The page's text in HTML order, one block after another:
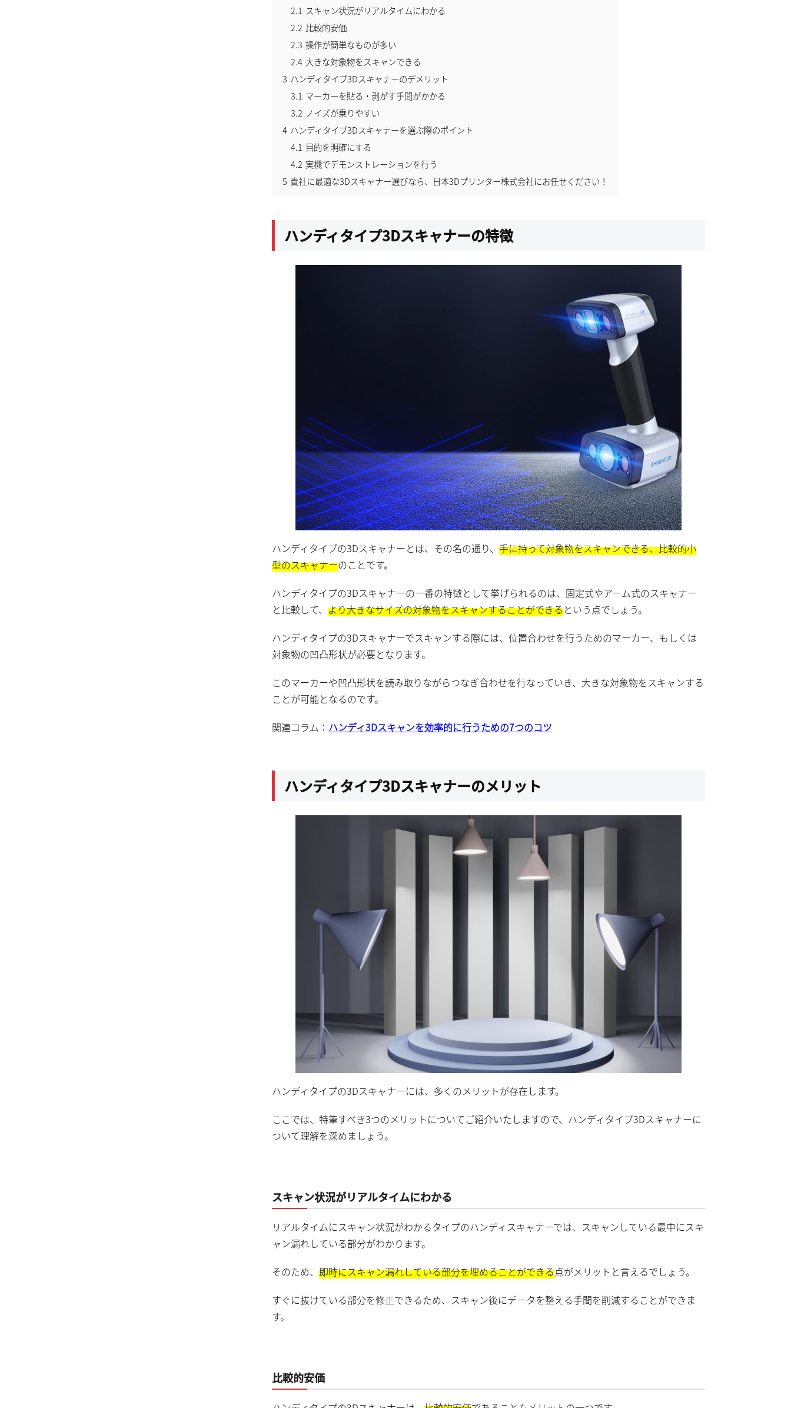
2.1 スキャン状況がリアルタイムにわかる
2.2 比較的安価
2.3 操作が簡単なものが多い
2.4 大きな対象物をスキャンできる
3 ハンディタイプ3Dスキャナーのデメリット
3.1 マーカーを貼る・剥がす手間がかかる
3.2 ノイズが乗りやすい
4 ハンディタイプ3Dスキャナーを選ぶ際のポイント
4.1 目的を明確にする
4.2 実機でデモンストレーションを行う
5 貴社に最適な3Dスキャナー選びなら、日本3Dプリンター株式会社にお任せください！
ハンディタイプ3Dスキャナーの特徴
ハンディタイプの3Dスキャナーとは、その名の通り、 手に持って対象物をスキャンできる、比較的小
型のスキャナーのことです。
ハンディタイプの3Dスキャナーの一番の特徴として挙げられるのは、固定式やアーム式のスキャナー
と比較して、 より大きなサイズの対象物をスキャンすることができるという点でしょう。
ハンディタイプの3Dスキャナーでスキャンする際には、位置合わせを行うためのマーカー、もしくは
対象物の凹凸形状が必要となります。
このマーカーや凹凸形状を読み取りながらつなぎ合わせを行なっていき、大きな対象物をスキャンする
ことが可能となるのです。
関連コラム： ハンディ3Dスキャンを効率的に行うための7つのコツ
ハンディタイプ3Dスキャナーのメリット
ハンディタイプの3Dスキャナーには、多くのメリットが存在します。
ここでは、特筆すべき3つのメリットについてご紹介いたしますので、ハンディタイプ3Dスキャナーに
ついて理解を深めましょう。
スキャン状況がリアルタイムにわかる
リアルタイムにスキャン状況がわかるタイプのハンディスキャナーでは、スキャンしている最中にスキ
ャン漏れしている部分がわかります。
そのため、 即時にスキャン漏れしている部分を埋めることができる点がメリットと言えるでしょう。
すぐに抜けている部分を修正できるため、スキャン後にデータを整える手間を削減することができま
す。
比較的安価